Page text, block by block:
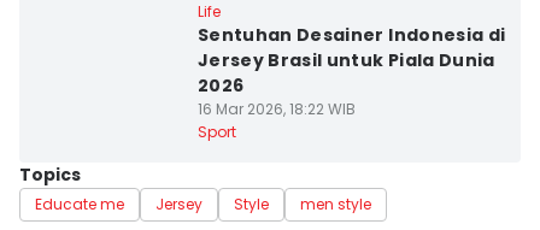
Life
Sentuhan Desainer Indonesia di
Jersey Brasil untuk Piala Dunia
2026
16 Mar 2026, 18:22 WIB
Sport
Topics
Educate me Jersey Style men style